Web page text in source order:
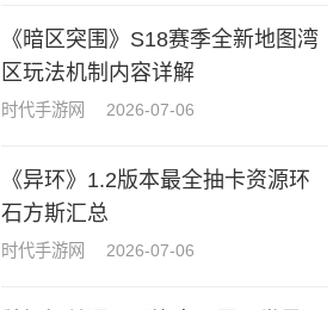
《暗区突围》S18赛季全新地图湾
区玩法机制内容详解
时代手游网 2026-07-06
《异环》1.2版本最全抽卡资源环
石方斯汇总
时代手游网 2026-07-06